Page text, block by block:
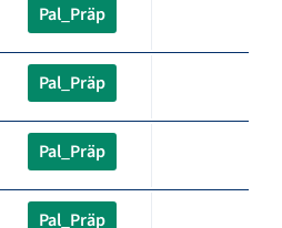
Pal_Präp
Pal_Präp
Pal_Präp
Pal_Präp